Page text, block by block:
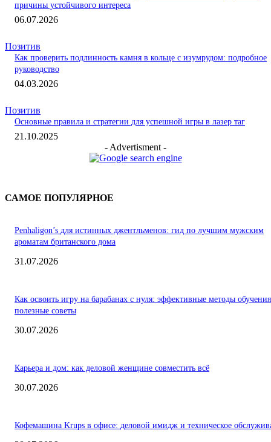
причины устойчивого интереса
06.07.2026
Позитив
Как проверить подлинность камня в кольце с изумрудом: подробное
руководство
04.03.2026
Позитив
Основные правила и стратегии для успешной игры в лазер таг
21.10.2025
- Advertisment -
САМОЕ ПОПУЛЯРНОЕ
Penhaligon’s для истинных джентльменов: гид по лучшим мужским
ароматам британского дома
31.07.2026
Как освоить игру на барабанах с нуля: эффективные методы
полезные советы
30.07.2026
Карьера и дом: как деловой женщине совместить всё
30.07.2026
Кофемашина Krups в офисе: деловой имидж и техническое